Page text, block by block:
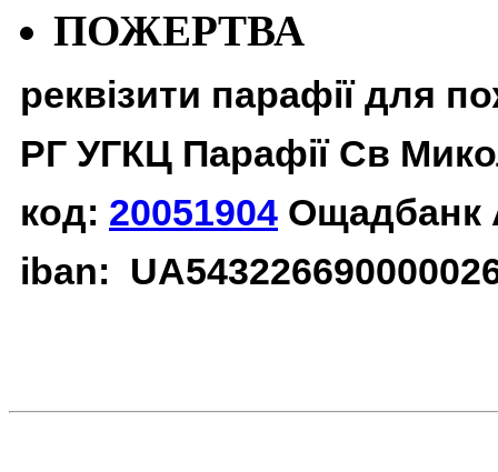
ПОЖЕРТВА
реквізити парафії для
РГ УГКЦ Парафії Св
код: 20051904 Ощадбанк
iban: